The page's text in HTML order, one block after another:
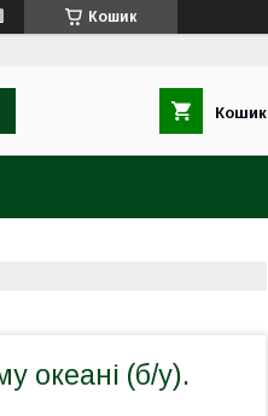
Кошик
Кошик
океані (б/у).